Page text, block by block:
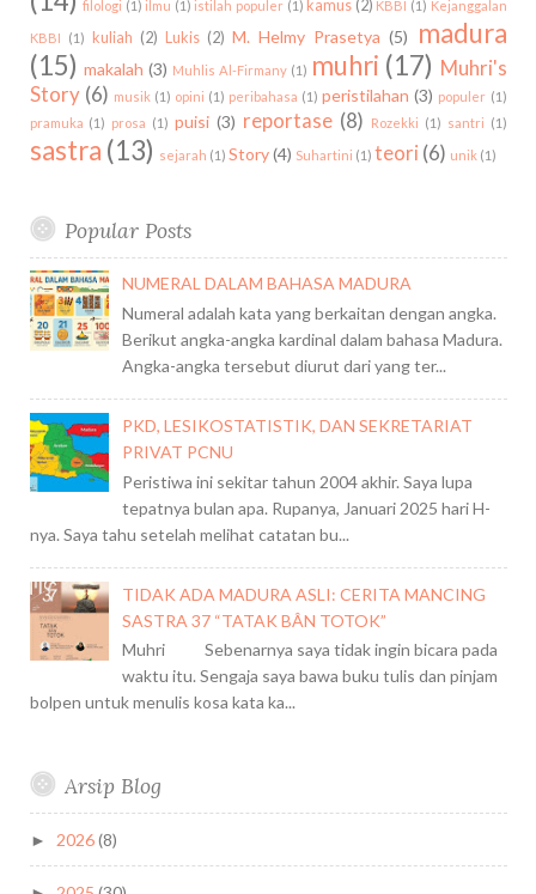
filologi (1) ilmu (1) istilah populer (1) kamus (2) KBBI (1) Kejanggalan
KBBI (1) kuliah (2) Lukis (2) M. Helmy Prasetya (5)
madura
(15) makalah (3) Muhlis Al-Firmany (1) muhri (17) Muhri's
Story (6) musik (1) opini (1) peribahasa (1) peristilahan (3) populer (1)
pramuka (1) prosa (1) puisi (3) reportase (8) Rozekki (1) santri (1)
sastra (13) sejarah (1) Story (4) Suhartini (1) teori (6) unik (1)
Popular Posts
NUMERAL DALAM BAHASA MADURA
Numeral adalah kata yang berkaitan dengan angka.
Berikut angka-angka kardinal dalam bahasa Madura.
Angka-angka tersebut diurut dari yang ter...
PKD, LESIKOSTATISTIK, DAN SEKRETARIAT
PRIVAT PCNU
Peristiwa ini sekitar tahun 2004 akhir. Saya lupa
tepatnya bulan apa. Rupanya, Januari 2025 hari H-
nya. Saya tahu setelah melihat catatan bu...
TIDAK ADA MADURA ASLI: CERITA MANCING
SASTRA 37 “TATAK BÂN TOTOK”
Muhri Sebenarnya saya tidak ingin bicara pada
waktu itu. Sengaja saya bawa buku tulis dan pinjam
bolpen untuk menulis kosa kata ka...
Arsip Blog
► 2026(8)